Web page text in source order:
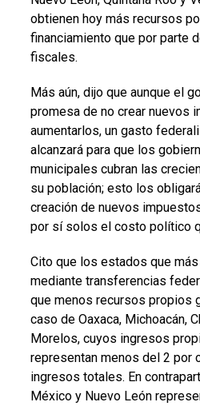
obtienen hoy más recursos
financiamiento que por parte
fiscales.
Más aún, dijo que aunque el
promesa de no crear nuevos
aumentarlos, un gasto
alcanzará para que los
municipales cubran las
su población; esto los
creación de nuevos
por sí solos el costo político
Cito que los estados que
mediante transferencias
que menos recursos propios
caso de Oaxaca, Michoacán,
Morelos, cuyos ingresos
representan menos del 2 por
ingresos totales. En
México y Nuevo León